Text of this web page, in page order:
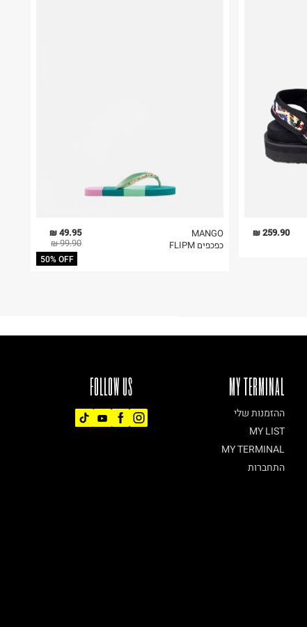
49.95 ₪
99.90 ₪
50% OFF
MANGO
כפכפים FLIPM
259.90 ₪
FOLLOW US MY TERMINAL
ההזמנות שלי
MY LIST
MY TERMINAL
התחברות